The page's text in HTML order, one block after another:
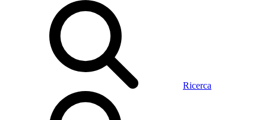
Ricerca